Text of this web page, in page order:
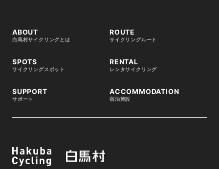
ABOUT
白馬村サイクリングとは
ROUTE
サイクリングルート
SPOTS
サイクリングスポット
RENTAL
レンタサイクリング
SUPPORT
サポート
ACCOMMODATION
宿泊施設